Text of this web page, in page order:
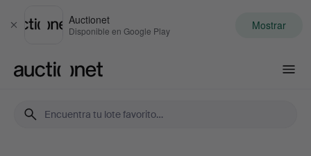
Cerrar
Auctionet
Disponible en Google Play Mostrar